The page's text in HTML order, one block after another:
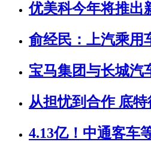
优美科今年将推出
俞经民：上汽乘用
宝马集团与长城汽
从担忧到合作 底
4.13亿！中通客车